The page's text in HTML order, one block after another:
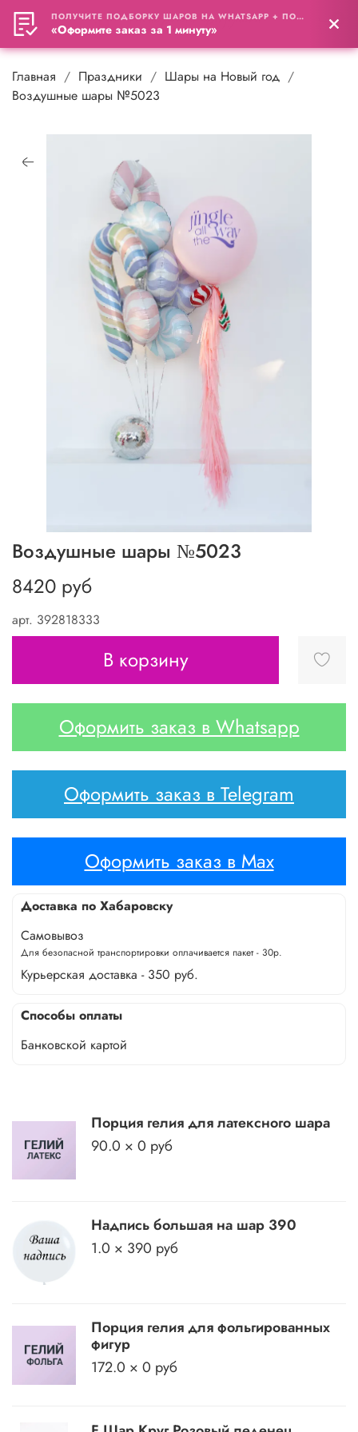
0
Главная Праздники
Шары на Новый год
Воздушные шары №5023
арт. 392818333
Воздушные шары №5023
8420 руб
В корзину
Оформить заказ в Whatsapp
Оформить заказ в Telegram
Оформить заказ в Max
Доставка по Хабаровску
Самовывоз
Для безопасной транспортировки оплачивается пакет - 30р.
Курьерская доставка - 350 руб.
Способы оплаты
Банковской картой
Порция гелия для латексного шара
90.0 × 0 руб
Надпись большая на шар 390
1.0 × 390 руб
Порция гелия для фольгированных
фигур
172.0 × 0 руб
ПОЛУЧИТЕ ПОДБОРКУ ШАРОВ НА WHATSAPP + ПОДАРОК
«Оформите заказ за 1 минуту»